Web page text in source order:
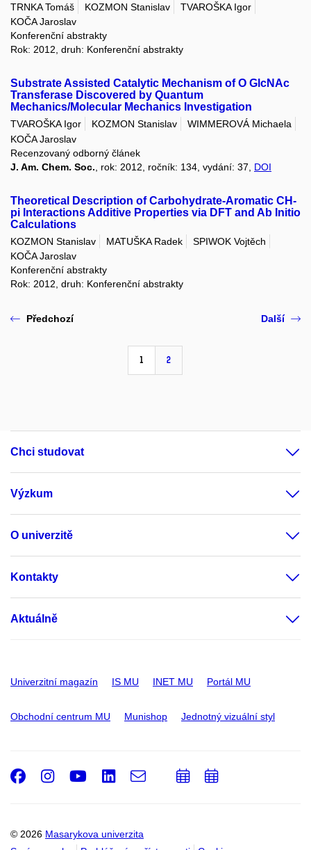
TRNKA Tomáš KOZMON Stanislav
TVAROŠKA Igor
KOČA Jaroslav
Konferenční abstrakty
Rok: 2012, druh: Konferenční abstrakty
Substrate Assisted Catalytic Mechanism of O GlcNAc
Transferase Discovered by Quantum
Mechanics/Molecular Mechanics Investigation
TVAROŠKA Igor KOZMON Stanislav
WIMMEROVÁ Michaela
KOČA Jaroslav
Recenzovaný odborný článek
J. Am. Chem. Soc. , rok: 2012, ročník: 134, vydání: 37, DOI
Theoretical Description of Carbohydrate-Aromatic CH-
pi Interactions Additive Properties via DFT and Ab Initio
Calculations
KOZMON Stanislav MATUŠKA Radek
SPIWOK Vojtěch
KOČA Jaroslav
Konferenční abstrakty
Rok: 2012, druh: Konferenční abstrakty
Předchozí
1 2
Další
Chci studovat
Výzkum
O univerzitě
Kontakty
Aktuálně
Univerzitní magazín IS MU INET MU Portál MU
Obchodní centrum MU Munishop Jednotný vizuální styl
© 2026 Masarykova univerzita
Facebook
Instagram
Youtube
LinkedIn
e-
PřidatPřidat